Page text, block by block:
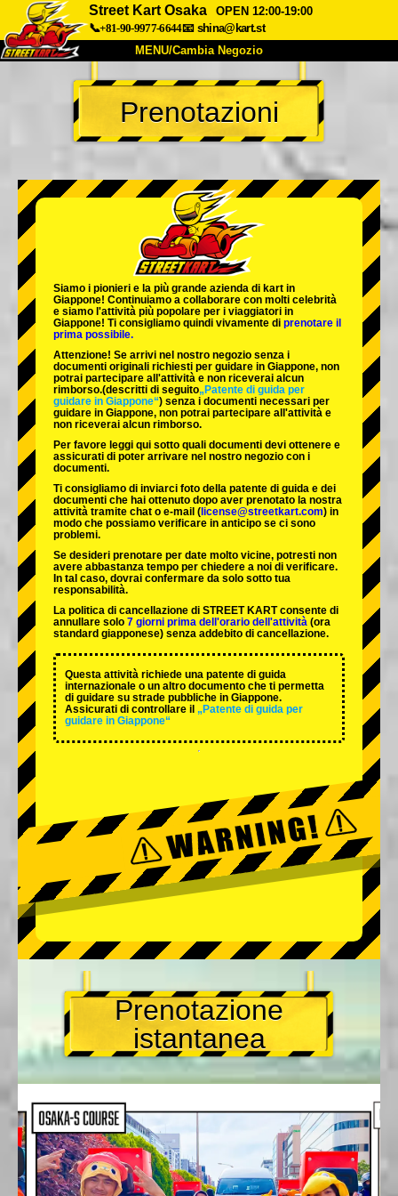
Street Kart Osaka
OPEN 12:00-19:00
📞+81-90-9977-6644📧 shina@kart.st
MENU/Cambia Negozio
INIZIO
Chi Siamo Specifiche Prezzo
Azienda Prenotazioni
Cambia Negozio
Tokyo Shinagawa Tokyo Akihabara#1
Tokyo Akihabara#2
Tokyo Shibuya Annex Tokyo Bay
Tokyo Asakusa Osaka
Okinawa
Prenotazioni
Siamo i pionieri e la più grande azienda di kart in
Giappone! Continuiamo a collaborare con molti celebrità
e siamo l'attività più popolare per i viaggiatori in
Giappone! Ti consigliamo quindi vivamente di prenotare il
prima possibile.
Attenzione! Se arrivi nel nostro negozio senza i
documenti originali richiesti per guidare in Giappone, non
potrai partecipare all'attività e non riceverai alcun
rimborso.(descritti di seguito„Patente di guida per
guidare in Giappone“) senza i documenti necessari per
guidare in Giappone, non potrai partecipare all'attività e
non riceverai alcun rimborso.
Per favore leggi qui sotto quali documenti devi ottenere e
assicurati di poter arrivare nel nostro negozio con i
documenti.
Ti consigliamo di inviarci foto della patente di guida e dei
documenti che hai ottenuto dopo aver prenotato la nostra
attività tramite chat o e-mail ( license@streetkart.com) in
modo che possiamo verificare in anticipo se ci sono
problemi.
Se desideri prenotare per date molto vicine, potresti non
avere abbastanza tempo per chiedere a noi di verificare.
In tal caso, dovrai confermare da solo sotto tua
responsabilità.
La politica di cancellazione di STREET KART consente di
annullare solo 7 giorni prima dell'orario dell'attività (ora
standard giapponese) senza addebito di cancellazione.
Questa attività richiede una patente di guida
internazionale o un altro documento che ti permetta
di guidare su strade pubbliche in Giappone.
Assicurati di controllare il „Patente di guida per
guidare in Giappone“
Prenotazione
istantanea